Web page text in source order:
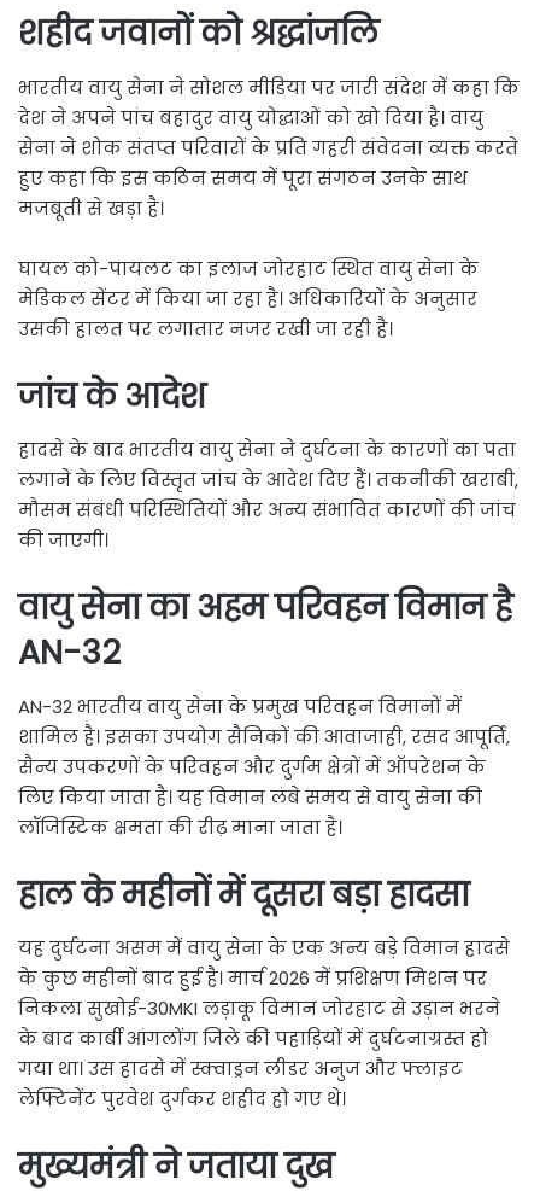
शहीद जवानों को श्रद्धांजलि
भारतीय वायु सेना ने सोशल मीडिया पर जारी संदेश में कहा कि
देश ने अपने पांच बहादुर वायु योद्धाओं को खो दिया है। वायु
सेना ने शोक संतप्त परिवारों के प्रति गहरी संवेदना व्यक्त करते
हुए कहा कि इस कठिन समय में पूरा संगठन उनके साथ
मजबूती से खड़ा है।
घायल को-पायलट का इलाज जोरहाट स्थित वायु सेना के
मेडिकल सेंटर में किया जा रहा है। अधिकारियों के अनुसार
उसकी हालत पर लगातार नजर रखी जा रही है।
जांच के आदेश
हादसे के बाद भारतीय वायु सेना ने दुर्घटना के कारणों का पता
लगाने के लिए विस्तृत जांच के आदेश दिए हैं। तकनीकी खराबी,
मौसम संबंधी परिस्थितियों और अन्य संभावित कारणों की जांच
की जाएगी।
वायु सेना का अहम परिवहन विमान है
AN-32
AN-32 भारतीय वायु सेना के प्रमुख परिवहन विमानों में
शामिल है। इसका उपयोग सैनिकों की आवाजाही, रसद आपूर्ति,
सैन्य उपकरणों के परिवहन और दुर्गम क्षेत्रों में ऑपरेशन के
लिए किया जाता है। यह विमान लंबे समय से वायु सेना की
लॉजिस्टिक क्षमता की रीढ़ माना जाता है।
हाल के महीनों में दूसरा बड़ा हादसा
यह दुर्घटना असम में वायु सेना के एक अन्य बड़े विमान हादसे
के कुछ महीनों बाद हुई है। मार्च 2026 में प्रशिक्षण मिशन पर
निकला सुखोई-30MKI लड़ाकू विमान जोरहाट से उड़ान भरने
के बाद कार्बी आंगलोंग जिले की पहाड़ियों में दुर्घटनाग्रस्त हो
गया था। उस हादसे में स्क्वाड्रन लीडर अनुज और फ्लाइट
लेफ्टिनेंट पुरवेश दुर्गकर शहीद हो गए थे।
मुख्यमंत्री ने जताया दुख